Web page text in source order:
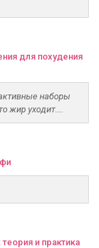
для похудения
наборы
жир уходит....
и практика